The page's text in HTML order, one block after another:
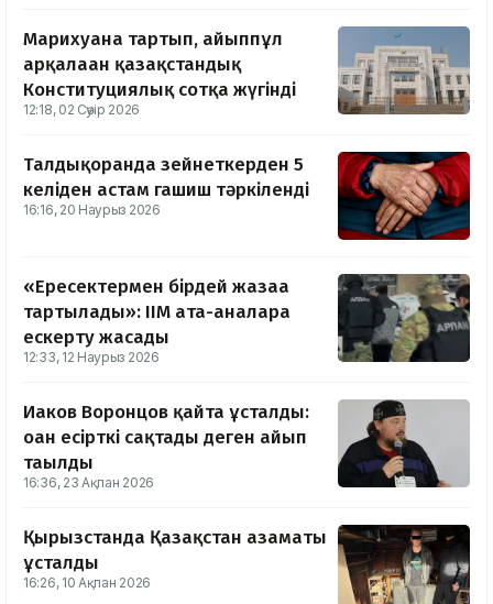
Марихуана тартып, айыппұл
арқалаған қазақстандық
Конституциялық сотқа жүгінді
12:18, 02 Сәуір 2026
Талдықорғанда зейнеткерден 5
келіден астам гашиш тәркіленді
16:16, 20 Наурыз 2026
«Ересектермен бірдей жазаға
тартылады»: ІІМ ата-аналарға
ескерту жасады
12:33, 12 Наурыз 2026
Иаков Воронцов қайта ұсталды:
оған есірткі сақтады деген айып
тағылды
16:36, 23 Ақпан 2026
Қырғызстанда Қазақстан азаматы
ұсталды
16:26, 10 Ақпан 2026